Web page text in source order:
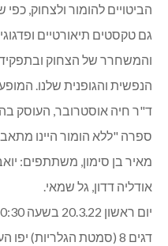
הביטויים להומור ולצחוק,
גם טקסטים תיאורטיים
והמשחרר של הצחוק
הנפשית והגופנית שלנו.
ד"ר חיה אוסטרובר, העוסק
ספרה "ללא הומור היינו
מאיר בן סימון, משתתפים:
אודליה דדון, גל שמאי.
דגים 8 (סמטת הגלריות) יפו העתיקה.